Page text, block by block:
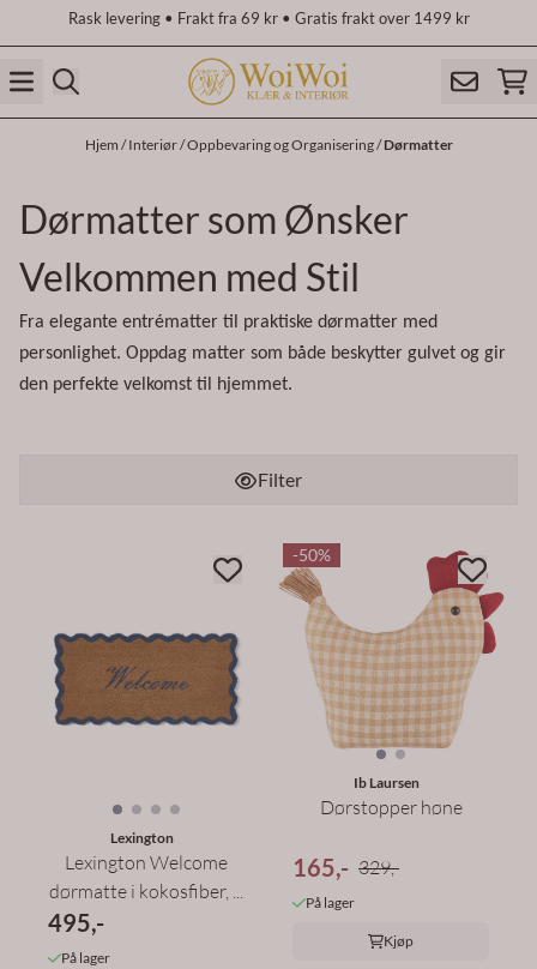
Hopp til innholdRask levering • Frakt fra 69 kr • Gratis frakt over 1499 kr
Hjem /Interiør/Oppbevaring og Organisering/Dørmatter
Dørmatter som Ønsker
Velkommen med Stil
Fra elegante entrématter til praktiske dørmatter med
personlighet. Oppdag matter som både beskytter gulvet og gir
den perfekte velkomst til hjemmet.
Filter
Lexington
Lexington Welcome
dørmatte i kokosfiber, ...
495,-
På lager
-50%
Ib Laursen
Dørstopper høne
165,- 329,-
På lager
Kjøp